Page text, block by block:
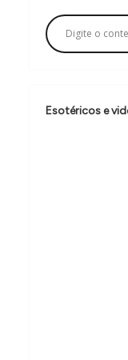
ç
ã
d
Esotéricos e